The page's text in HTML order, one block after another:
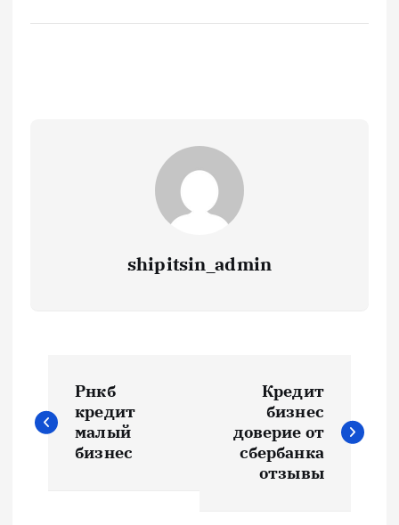
shipitsin_admin
а
Рнкб
кредит
малый
бизнес
Кредит
бизнес
доверие от
сбербанка
отзывы